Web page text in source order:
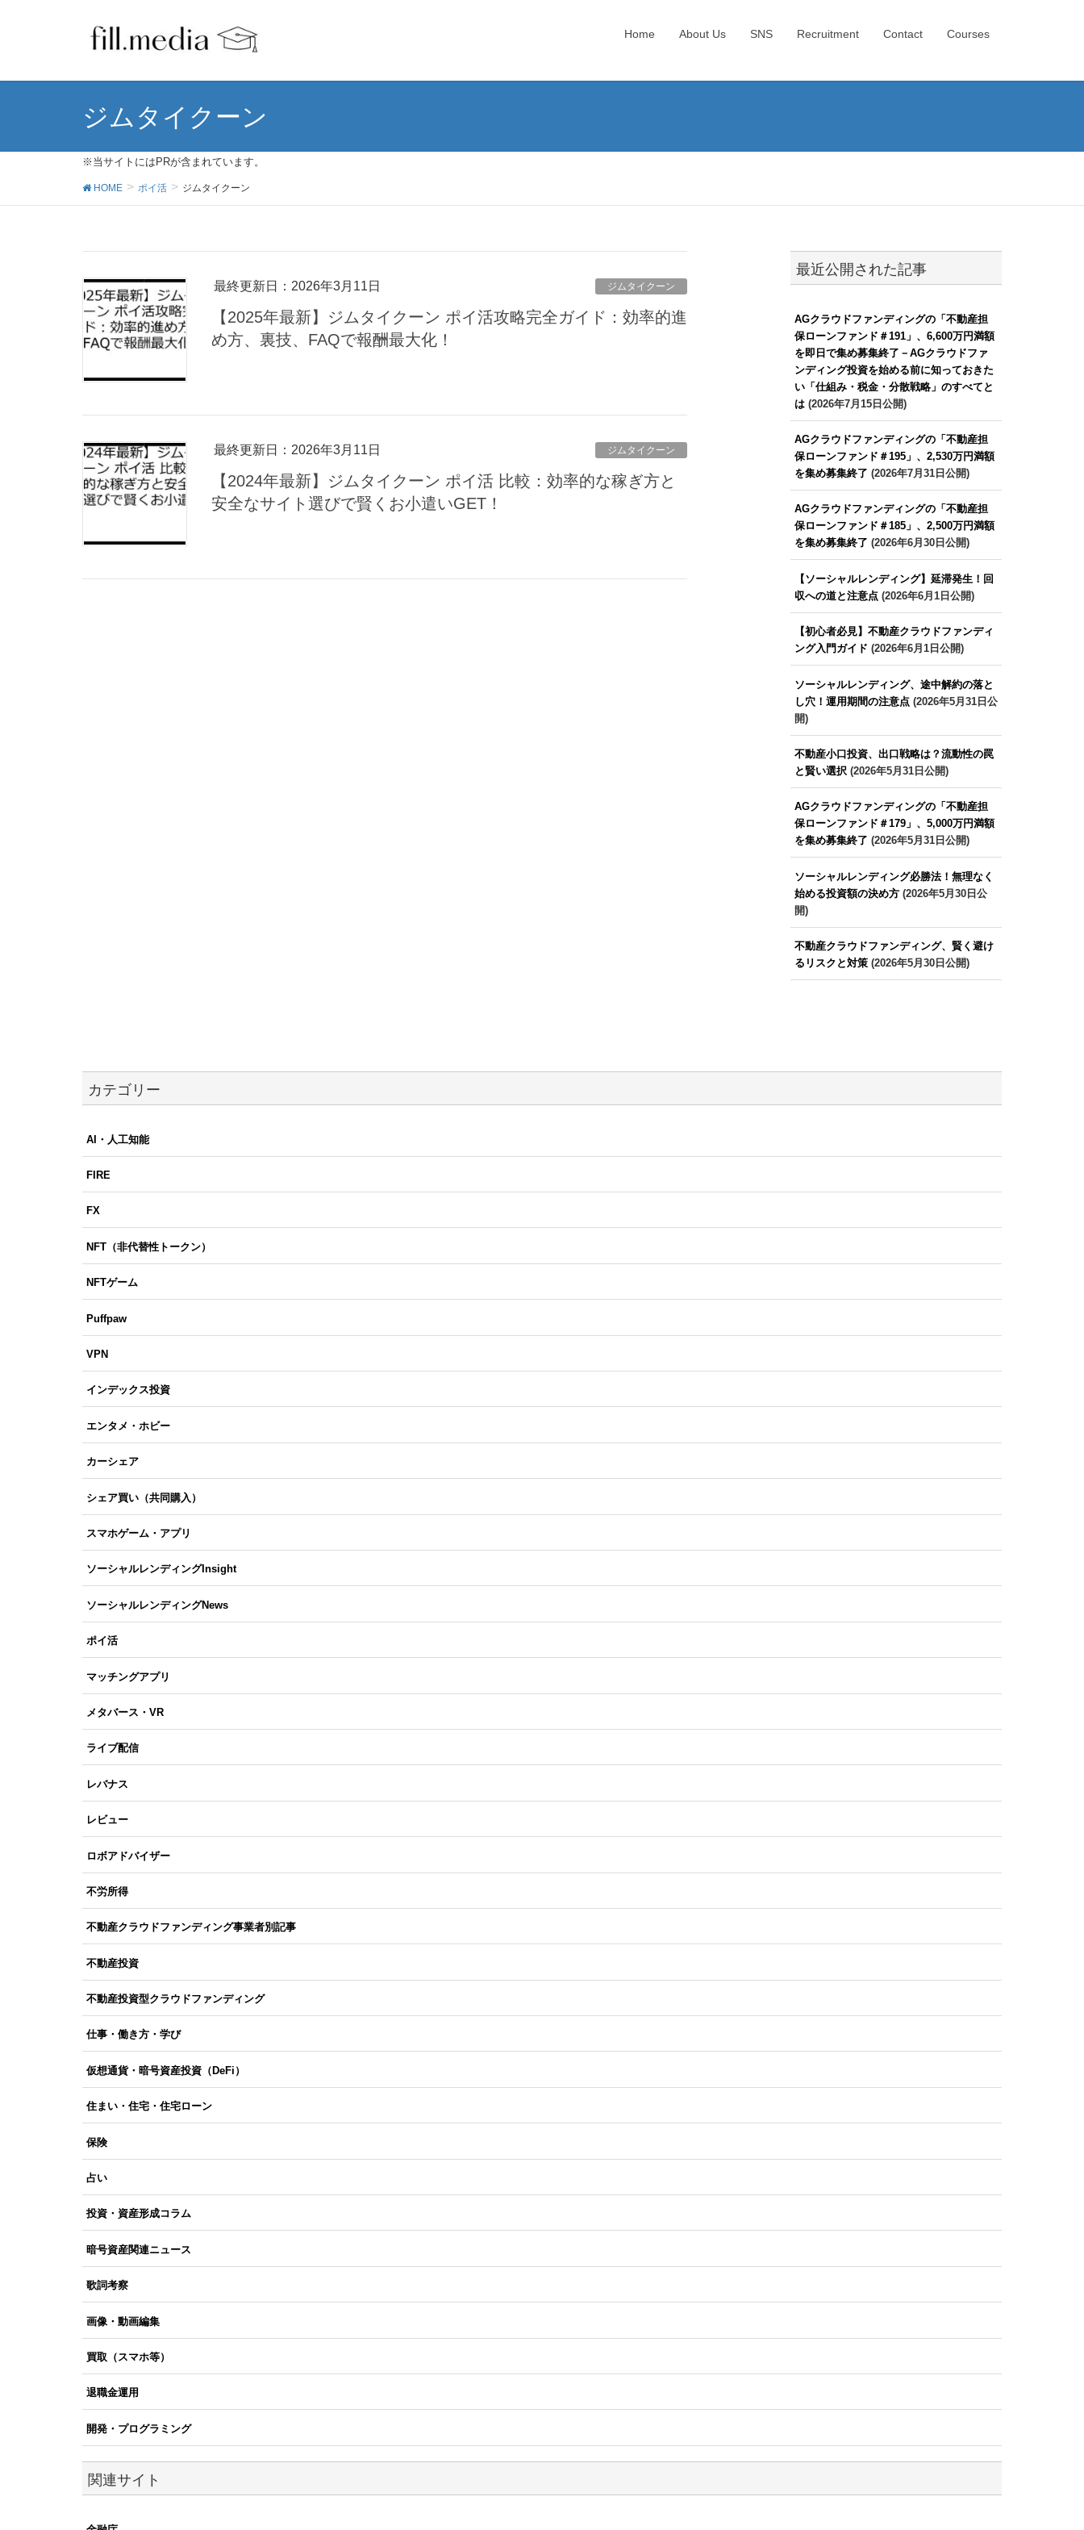
Home About Us SNS Recruitment Contact Courses
ジムタイクーン
※当サイトにはPRが含まれています。
HOME ポイ活 ジムタイクーン
最終更新日：2026年3月11日 ジムタイクーン
【2025年最新】ジムタイクーン ポイ活攻略完全ガイド：効率的進
め方、裏技、FAQで報酬最大化！
最終更新日：2026年3月11日 ジムタイクーン
【2024年最新】ジムタイクーン ポイ活 比較：効率的な稼ぎ方と
安全なサイト選びで賢くお小遣いGET！
最近公開された記事
AGクラウドファンディングの「不動産担
保ローンファンド＃191」、6,600万円満額
を即日で集め募集終了－AGクラウドファ
ンディング投資を始める前に知っておきた
い「仕組み・税金・分散戦略」のすべてと
は(2026年7月15日公開)
AGクラウドファンディングの「不動産担
保ローンファンド＃195」、2,530万円満額
を集め募集終了 (2026年7月31日公開)
AGクラウドファンディングの「不動産担
保ローンファンド＃185」、2,500万円満額
を集め募集終了 (2026年6月30日公開)
【ソーシャルレンディング】延滞発生！回
収への道と注意点(2026年6月1日公開)
【初心者必見】不動産クラウドファンディ
ング入門ガイド (2026年6月1日公開)
ソーシャルレンディング、途中解約の落と
し穴！運用期間の注意点(2026年5月31日公
開)
不動産小口投資、出口戦略は？流動性の罠
と賢い選択(2026年5月31日公開)
AGクラウドファンディングの「不動産担
保ローンファンド＃179」、5,000万円満額
を集め募集終了 (2026年5月31日公開)
ソーシャルレンディング必勝法！無理なく
始める投資額の決め方(2026年5月30日公
開)
不動産クラウドファンディング、賢く避け
るリスクと対策(2026年5月30日公開)
カテゴリー
AI・人工知能
FIRE
FX
NFT（非代替性トークン）
NFTゲーム
Puffpaw
VPN
インデックス投資
エンタメ・ホビー
カーシェア
シェア買い（共同購入）
スマホゲーム・アプリ
ソーシャルレンディングInsight
ソーシャルレンディングNews
ポイ活
マッチングアプリ
メタバース・VR
ライブ配信
レバナス
レビュー
ロボアドバイザー
不労所得
不動産クラウドファンディング事業者別記事
不動産投資
不動産投資型クラウドファンディング
仕事・働き方・学び
仮想通貨・暗号資産投資（DeFi）
住まい・住宅・住宅ローン
保険
占い
投資・資産形成コラム
暗号資産関連ニュース
歌詞考察
画像・動画編集
買取（スマホ等）
退職金運用
開発・プログラミング
関連サイト